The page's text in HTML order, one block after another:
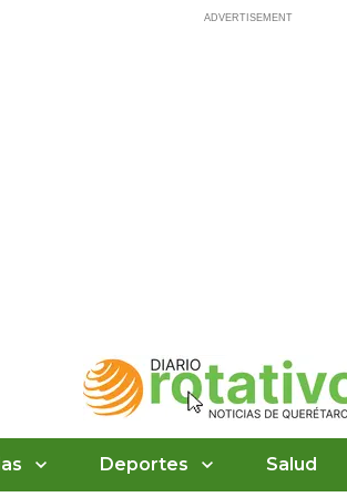
Deportes Salud